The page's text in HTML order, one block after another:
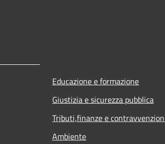
Educazione e formazione
Giustizia e sicurezza pubblica
Tributi,finanze e
Ambiente